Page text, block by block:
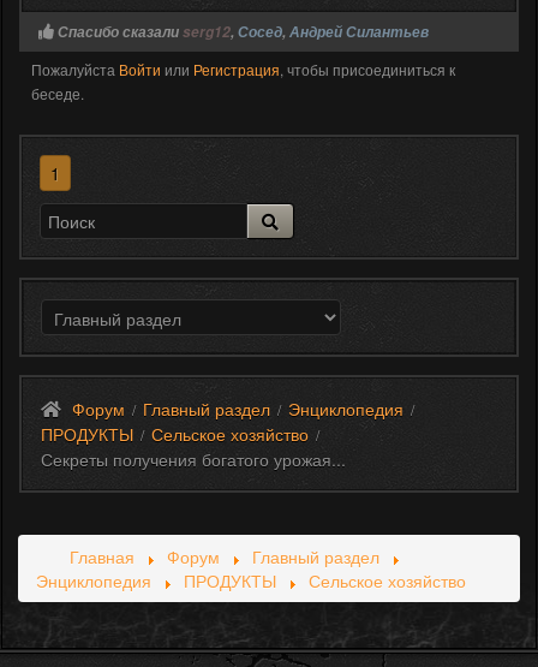
Спасибо сказалиserg12, Сосед, Андрей Силантьев
Пожалуйста Войти или Регистрация, чтобы присоединиться к
беседе.
1
Форум / Главный раздел / Энциклопедия /
ПРОДУКТЫ / Сельское хозяйство /
Секреты получения богатого урожая...
Главная Форум
Главный раздел
Энциклопедия
ПРОДУКТЫ Сельское хозяйство